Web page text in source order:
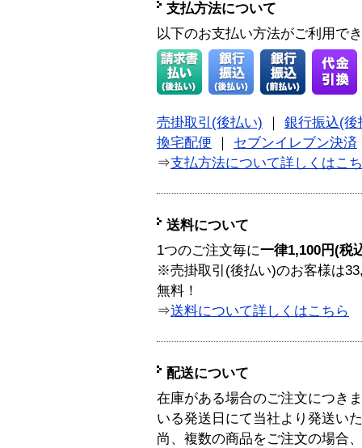
支払方法について
以下のお支払い方法がご利用で
売掛取引(後払い)
銀行振込(後
換宅配便
セブンイレブン決済
⇒支払方法について詳しくはこ
送料について
1つのご注文毎に一律1,100円(税
※売掛取引(後払い)のお客様は
無料！
⇒送料について詳しくはこちら
配送について
在庫がある場合のご注文につき
いる発送日にて当社より発送い
尚、複数の商品をご注文の場合